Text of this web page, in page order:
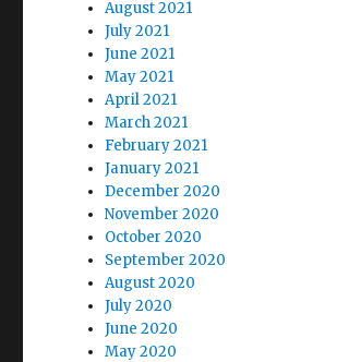
August 2021
July 2021
June 2021
May 2021
April 2021
March 2021
February 2021
January 2021
December 2020
November 2020
October 2020
September 2020
August 2020
July 2020
June 2020
May 2020